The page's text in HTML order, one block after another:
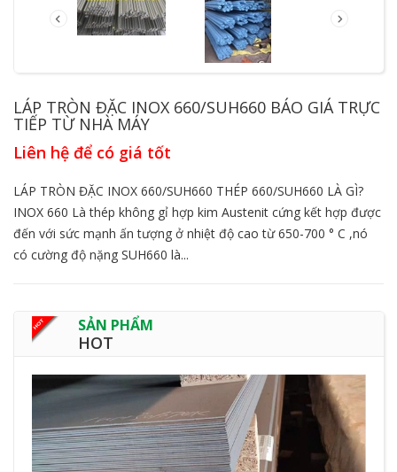
LÁP TRÒN ĐẶC INOX 660/SUH660 BÁO GIÁ TRỰC
TIẾP TỪ NHÀ MÁY
Liên hệ để có giá tốt
LÁP TRÒN ĐẶC INOX 660/SUH660 THÉP 660/SUH660 LÀ GÌ?
INOX 660 Là thép không gỉ hợp kim Austenit cứng kết hợp được
đến với sức mạnh ấn tượng ở nhiệt độ cao từ 650-700 ° C ,nó
có cường độ nặng SUH660 là...
SẢN PHẨM
HOT